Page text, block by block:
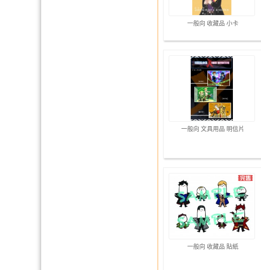
一般向 收藏品 小卡
一般向 文具用品 明信片
一般向 收藏品 貼紙